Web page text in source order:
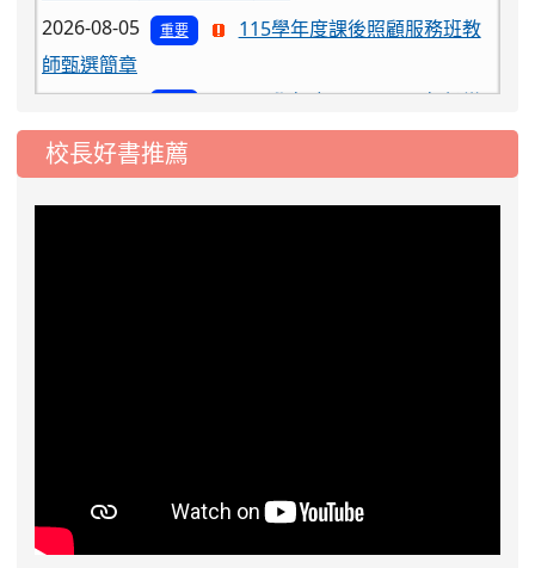
師甄選簡章
2026-08-03
態編班結果公告
2026-07-31
公告
學校對面建案申請8月份「施
工車輛臨停」一案，請各位用路人留意
2026-07-17
公告
公告-115年桃園市運動會國小
工車輛臨停」一案，請各位用路人留意
2026-07-17
公告 公告-115年桃園市運動會國小
校長好書推薦